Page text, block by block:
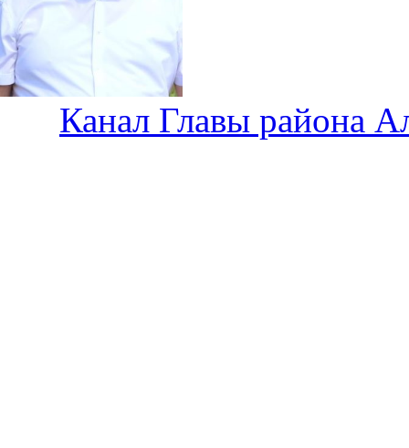
Канал Главы района